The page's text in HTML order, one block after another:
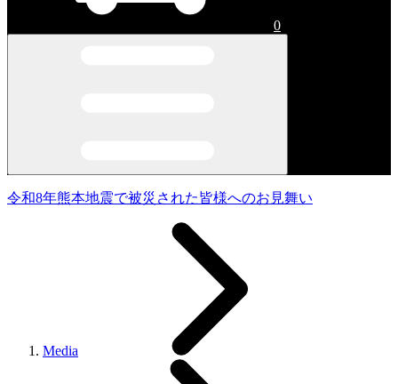
0
令和8年熊本地震で被災された皆様へのお見舞い
Media